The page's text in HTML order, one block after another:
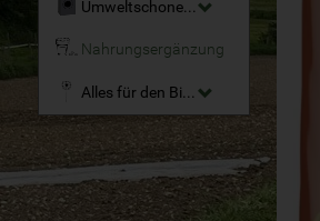
Umweltschonende Reinigungsmittel
Nahrungsergänzung
Alles für den Bio-Garten